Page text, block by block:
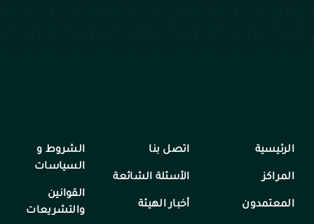
الرئيسية
المراكز
المعتمدون
اتصل بنا
الأسئلة الشائعة
أخبار الهيئة
الشروط و
السياسات
القوانين
والتشريعات